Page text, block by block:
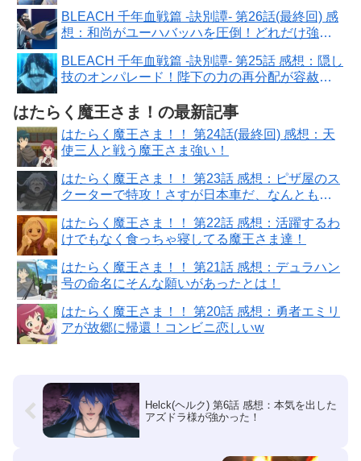
BLEACH 千年血戦篇 -訣別譚- 第26話(最終回) 感
想：和尚がユーハバッハを圧倒！どれだけ強い
BLEACH 千年血戦篇 -訣別譚- 第25話 感想：隠し
技のオンパレード！陛下の力の再分配が容赦な
はたらく魔王さま！の最新記事
はたらく魔王さま！！ 第24話(最終回) 感想：天
使三人と戦う魔王さま強い！
はたらく魔王さま！！ 第23話 感想：ピザ屋のス
クーターで特攻！さすが日本車だ、なんともな
はたらく魔王さま！！ 第22話 感想：活躍するわ
けでもなく食っちゃ寝してる魔王さま達！
はたらく魔王さま！！ 第21話 感想：デュラハン
号の命名にそんな願いがあったとは！
はたらく魔王さま！！ 第20話 感想：勇者エミリ
アが故郷に帰還！コンビニ恋しいw
Helck(ヘルク) 第6話 感想：本気を出した
アズドラ様が強かった！